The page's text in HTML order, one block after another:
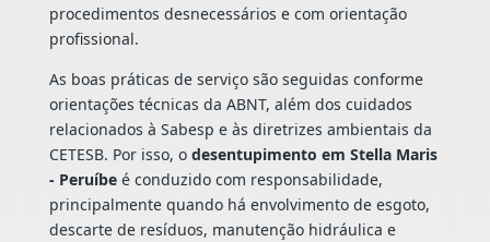
procedimentos desnecessários e com orientação
profissional.
As boas práticas de serviço são seguidas conforme
orientações técnicas da ABNT, além dos cuidados
relacionados à Sabesp e às diretrizes ambientais da
CETESB. Por isso, o desentupimento em Stella Maris
- Peruíbeé conduzido com responsabilidade,
principalmente quando há envolvimento de esgoto,
descarte de resíduos, manutenção hidráulica e